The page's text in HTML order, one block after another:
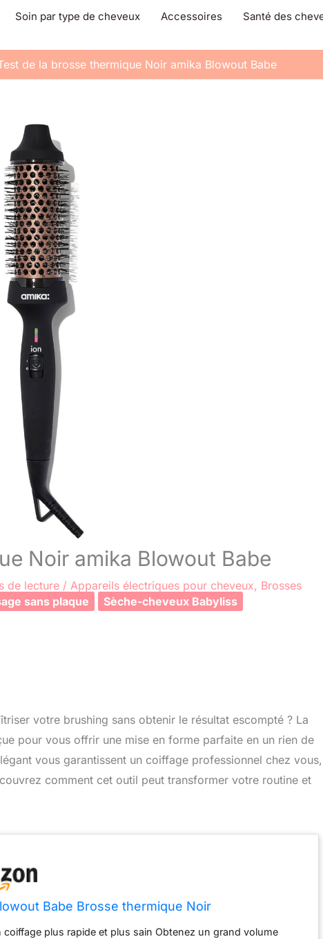
Soin par type de cheveux Accessoires
Santé des
de la brosse thermique Noir amika Blowout Babe
Noir amika Blowout Babe
de lecture / Appareils électriques pour cheveux, Brosses
sans plaque Sèche-cheveux Babyliss
votre brushing sans obtenir le résultat escompté ? La
pour vous offrir une mise en forme parfaite en un rien de
vous garantissent un coiffage professionnel chez vous,
comment cet outil peut transformer votre routine et
Babe Brosse thermique Noir
coiffage plus rapide et plus sain Obtenez un grand volume